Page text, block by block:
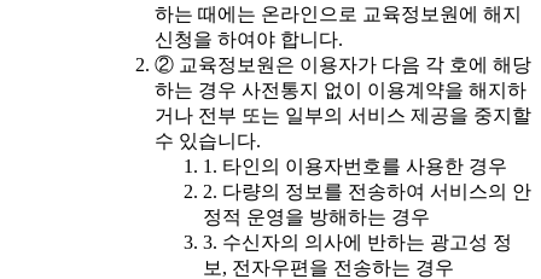
하는 때에는 온라인으로 교육정보원에 해지
신청을 하여야 합니다.
② 교육정보원은 이용자가 다음 각 호에 해당
하는 경우 사전통지 없이 이용계약을 해지하
거나 전부 또는 일부의 서비스 제공을 중지할
수 있습니다.
1. 타인의 이용자번호를 사용한 경우
2. 다량의 정보를 전송하여 서비스의 안
정적 운영을 방해하는 경우
3. 수신자의 의사에 반하는 광고성 정
보, 전자우편을 전송하는 경우